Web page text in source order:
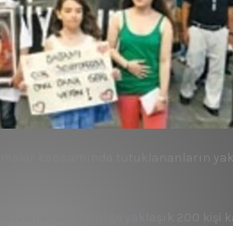
kapsamında tutuklananların
etkinliğe yaklaşık 200 kişi